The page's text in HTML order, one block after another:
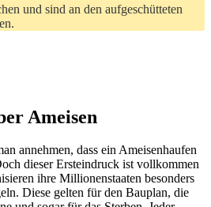
und sind an den aufgeschütteten
Ameisen
annehmen, dass ein Ameisenhaufen
dieser Ersteindruck ist vollkommen
ihre Millionenstaaten besonders
Diese gelten für den Bauplan, die